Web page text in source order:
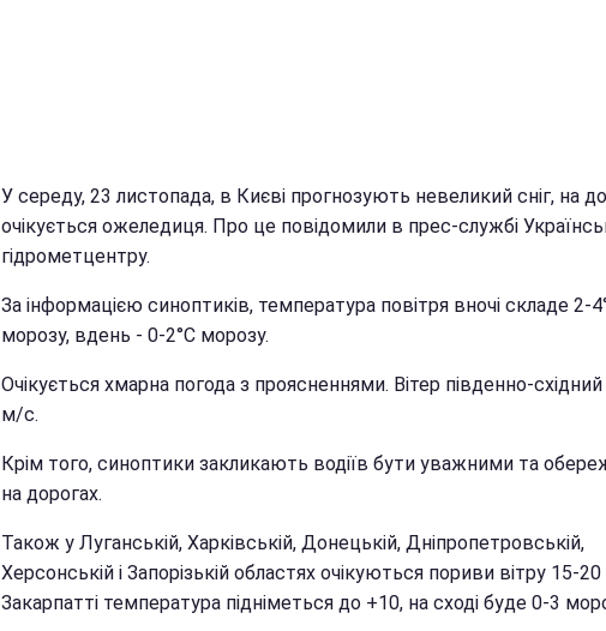
У середу, 23 листопада, в Києві прогнозують невеликий сніг, на
очікується ожеледиця. Про це повідомили в прес-службі
гідрометцентру.
За інформацією синоптиків, температура повітря вночі складе 2-
морозу, вдень - 0-2°С морозу.
Очікується хмарна погода з проясненнями. Вітер південно-
м/с.
Крім того, синоптики закликають водіїв бути уважними та
на дорогах.
Також у Луганській, Харківській, Донецькій, Дніпропетровській,
Херсонській і Запорізькій областях очікуються пориви вітру 15-
Закарпатті температура підніметься до +10, на сході буде 0-3